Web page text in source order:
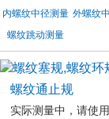
内螺纹中径测量 外螺纹
螺纹跳动测量
螺纹通止规
实际测量中，请使